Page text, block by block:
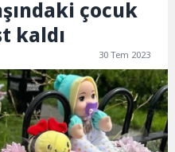
çocuk
kaldı
30 Tem 2023